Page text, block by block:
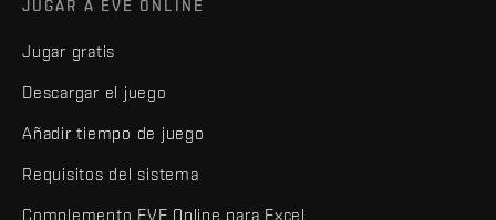
JUGAR A EVE ONLINE
Jugar gratis
Descargar el juego
Añadir tiempo de juego
Requisitos del sistema
Complemento EVE Online para Excel